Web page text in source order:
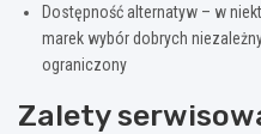
Dostępność alternatyw – w
marek wybór dobrych
ograniczony
Zalety